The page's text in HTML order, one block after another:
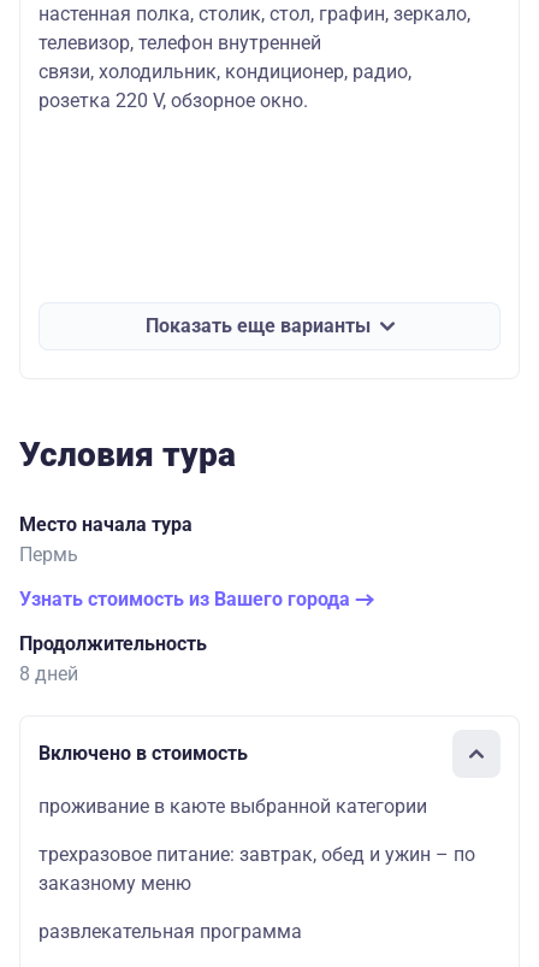
настенная полка, столик, стол, графин, зеркало,
телевизор, телефон внутренней
связи, холодильник, кондиционер, радио,
розетка 220 V, обзорное окно.
Показать еще варианты
Условия тура
Место начала тура
Пермь
Узнать стоимость из Вашего города
Продолжительность
8 дней
Включено в стоимость
проживание в каюте выбранной категории
трехразовое питание: завтрак, обед и ужин – по
заказному меню
развлекательная программа